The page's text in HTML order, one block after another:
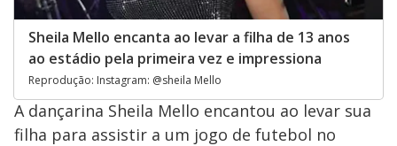
Sheila Mello encanta ao levar a filha de 13 anos
ao estádio pela primeira vez e impressiona
Reprodução: Instagram: @sheila Mello
A dançarina Sheila Mello encantou ao levar sua
filha para assistir a um jogo de futebol no